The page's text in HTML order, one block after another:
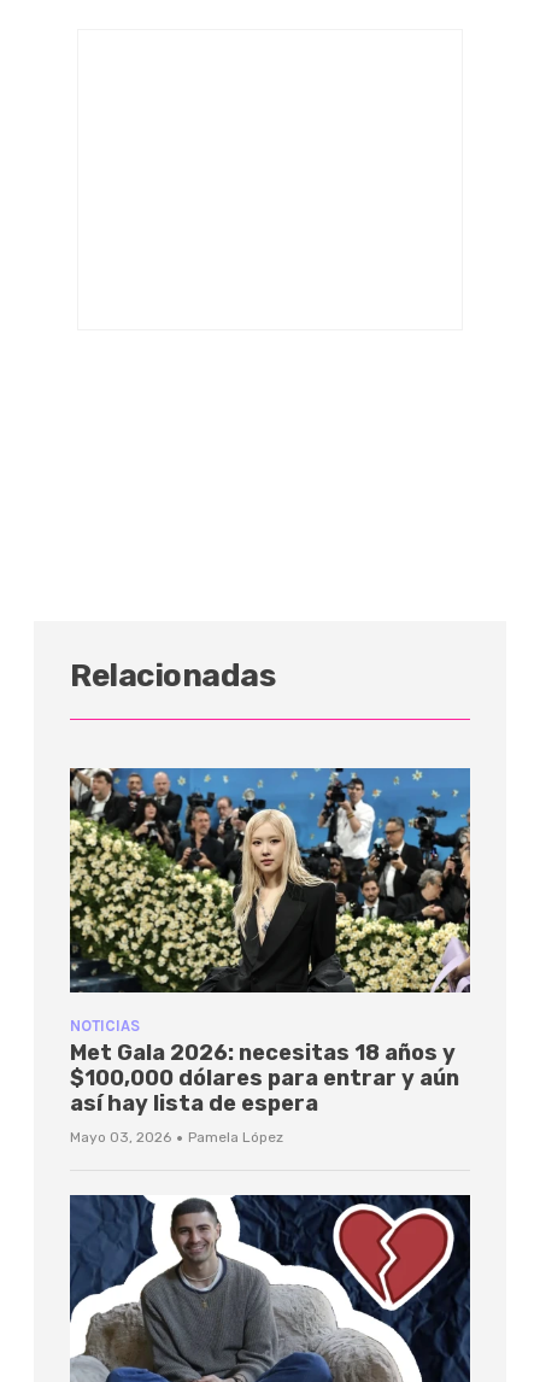
Relacionadas
NOTICIAS
Met Gala 2026: necesitas 18 años y
$100,000 dólares para entrar y aún
así hay lista de espera
Mayo 03, 2026 · Pamela López